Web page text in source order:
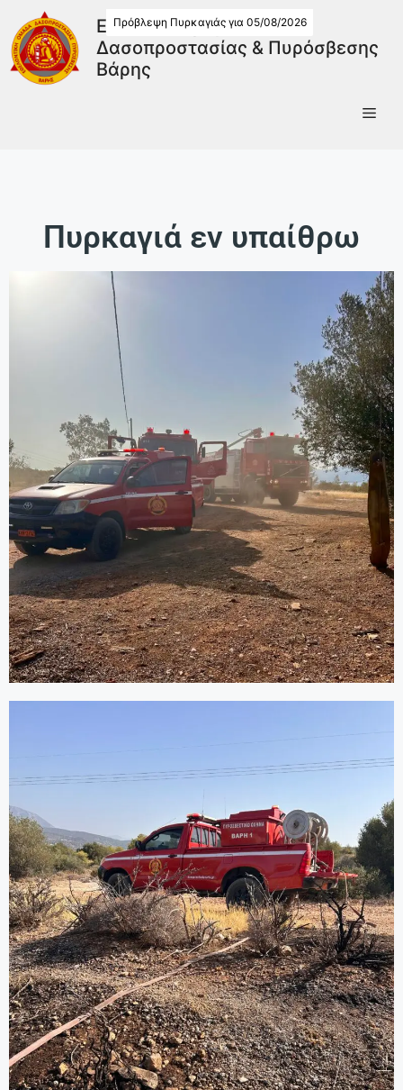
Εθελοντική Ομάδα
Δασοπροστασίας & Πυρόσβεσης
Βάρης
Πρόβλεψη Πυρκαγιάς για 05/08/2026
Πυρκαγιά εν υπαίθρω